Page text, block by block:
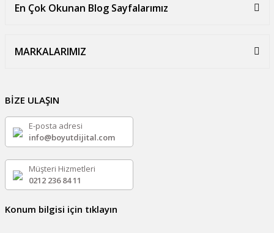
En Çok Okunan Blog Sayfalarımız
MARKALARIMIZ
BİZE ULAŞIN
E-posta adresi
info@boyutdijital.com
Müşteri Hizmetleri
0212 236 84 11
Konum bilgisi için tıklayın